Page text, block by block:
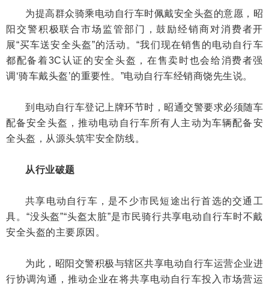
为提高群众骑乘电动自行车时佩戴安全头盔的意愿，昭
阳交警积极联合市场监管部门，鼓励经销商对消费者开
展“买车送安全头盔”的活动。“我们现在销售的电动自行车
都配备着3C认证的安全头盔，在售卖时也会给消费者强
调‘骑车戴头盔’的重要性。”电动自行车经销商饶先生说。
到电动自行车登记上牌环节时，昭通交警要求必须随车
配备安全头盔，推动电动自行车所有人主动为车辆配备安
全头盔，从源头筑牢安全防线。
从行业破题
共享电动自行车，是不少市民短途出行首选的交通工
具。“没头盔”“头盔太脏”是市民骑行共享电动自行车时不戴
安全头盔的主要原因。
为此，昭阳交警积极与辖区共享电动自行车运营企业进
行协调沟通，推动企业在将共享电动自行车投入市场营运